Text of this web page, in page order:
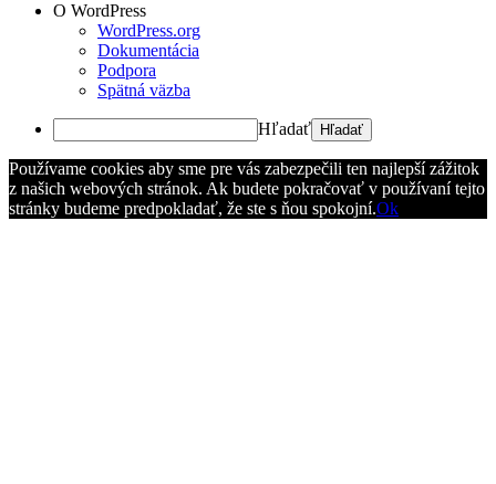
O WordPress
WordPress.org
Dokumentácia
Podpora
Spätná väzba
Hľadať
Používame cookies aby sme pre vás zabezpečili ten najlepší zážitok
z našich webových stránok. Ak budete pokračovať v používaní tejto
stránky budeme predpokladať, že ste s ňou spokojní.Ok